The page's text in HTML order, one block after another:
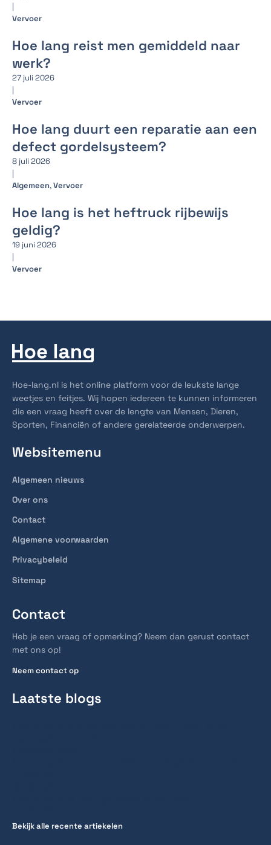
|
Vervoer
Hoe lang reist men gemiddeld naar
werk?
27 juli 2026
|
Vervoer
Hoe lang duurt een reparatie aan een
defect gordelsysteem?
8 juli 2026
|
Algemeen,Vervoer
Hoe lang is het heftruck rijbewijs
geldig?
19 juni 2026
|
Vervoer
Hoe-lang.nl is het online platform voor de leukste lange
weetjes en feitjes. Wij hopen iedereen te kunnen informeren
die een vraag heeft over de lengte van Mensen, Dieren,
Sporten, Financiën of andere gerelateerde onderwerpen.
Websitemenu
Algemeen nieuws
Over ons
Contact
Algemene voorwaarden
Privacybeleid
Sitemap
Contact
Heb je een vraag of opmerking? Neem dan gerust contact
met ons op!
Neem contact op
Laatste blogs
Bekijk alle recente artiekelen